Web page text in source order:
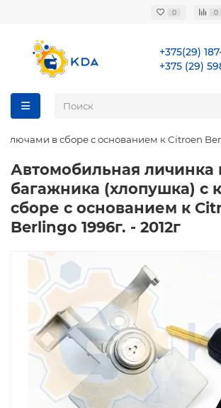
0 0
+375(29)
+375 (29)
в сборе с основанием к Citroen
Автомобильная
багажника (хлопушка) с
сборе с основанием к
Berlingo 1996г. - 2012г